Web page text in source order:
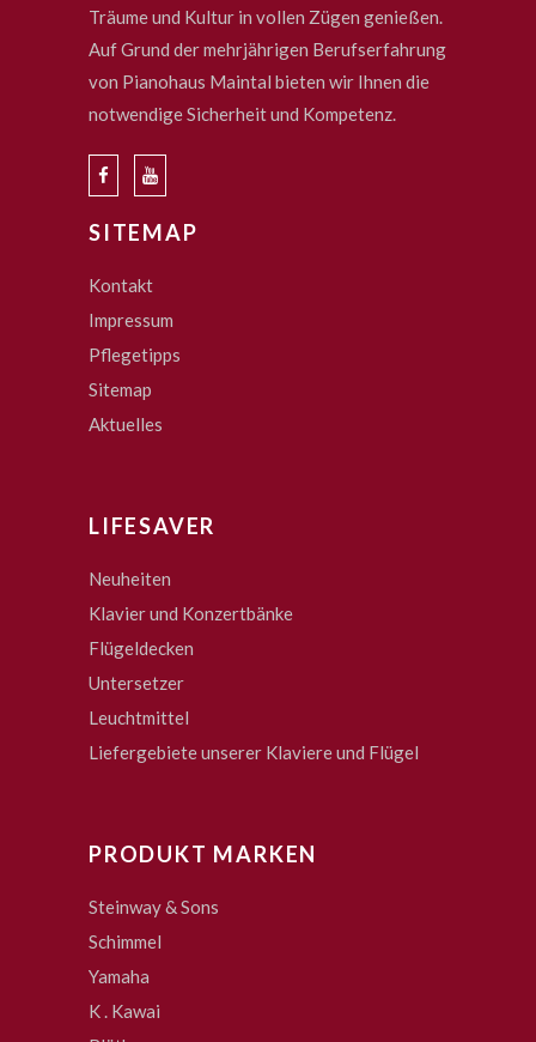
Träume und Kultur in vollen Zügen genießen.
Auf Grund der mehrjährigen Berufserfahrung
von Pianohaus Maintal bieten wir Ihnen die
notwendige Sicherheit und Kompetenz.
SITEMAP
Kontakt
Impressum
Pflegetipps
Sitemap
Aktuelles
LIFESAVER
Neuheiten
Klavier und Konzertbänke
Flügeldecken
Untersetzer
Leuchtmittel
Liefergebiete unserer Klaviere und Flügel
PRODUKT MARKEN
Steinway & Sons
Schimmel
Yamaha
K . Kawai